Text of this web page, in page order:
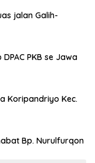
jalan Galih-
PKB se Jawa
Koripandriyo Kec.
Bp. Nurulfurqon